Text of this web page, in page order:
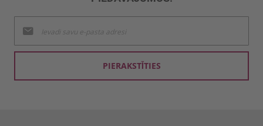
jaunumu
saņemšanai:
PIERAKSTĪTIES